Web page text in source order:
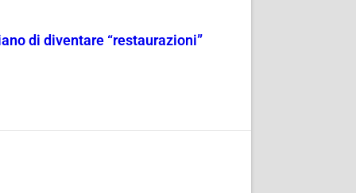
di diventare “restaurazioni”